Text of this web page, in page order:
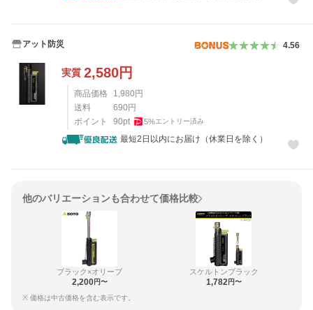
アット防災 4.56
実質 2,580円
商品価格 1,980 円
送料
690 円
ポイント
90pt 5%エントリー済み
最短2日以内にお届け（休業日を除く）
他のバリエーションも合わせて価格比較
ブラック×オリーブ
2,200円〜
スケルトンブラック
1,782 円〜
※ 価格は中古価格を含む表示です。